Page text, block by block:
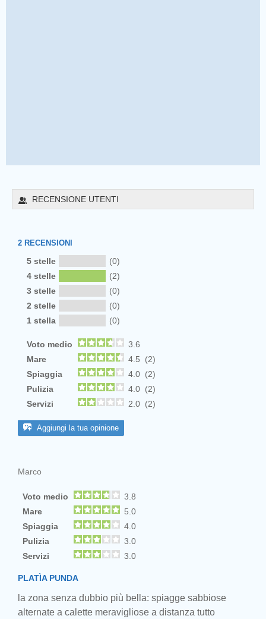
RECENSIONE UTENTI
2 RECENSIONI
5 stelle
(0)
4 stelle
(2)
3 stelle
(0)
2 stelle
(0)
1 stella
(0)
Voto medio
3.6
Mare
4.5 (2)
Spiaggia
4.0 (2)
Pulizia
4.0 (2)
Servizi
2.0 (2)
Aggiungi la tua opinione
Marco
Voto medio
3.8
Mare
5.0
Spiaggia
4.0
Pulizia
3.0
Servizi
3.0
PLATÌA PUNDA
la zona senza dubbio più bella: spiagge sabbiose
alternate a calette meravigliose a distanza tutto